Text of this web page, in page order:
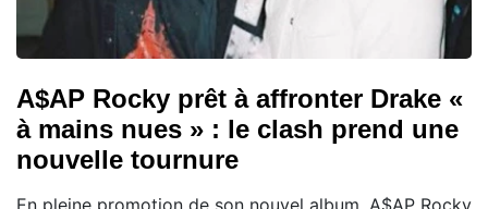
A$AP Rocky prêt à affronter Drake «
à mains nues » : le clash prend une
nouvelle tournure
En pleine promotion de son nouvel album, A$AP Rocky